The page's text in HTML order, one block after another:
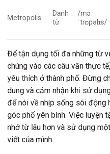
Metropolis
Danh
từ
/mə
ˈtrɒpəlɪs/
Để tận dụng tối đa những từ
chúng vào các câu văn thực
yêu thích ở thành phố. Đừng
dung và cảm nhận khi sử
để nói về nhịp sống sôi động
góc phố yên bình. Việc luyện
nhớ từ lâu hơn và sử dụng
viết của mình.